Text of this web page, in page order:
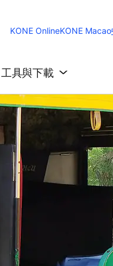
KONE OnlineKONE Macao
工具與下載